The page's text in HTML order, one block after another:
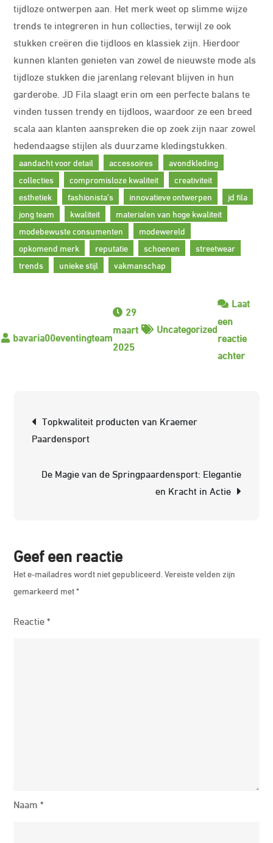
tijdloze ontwerpen aan. Het merk weet op slimme wijze
trends te integreren in hun collecties, terwijl ze ook
stukken creëren die tijdloos en klassiek zijn. Hierdoor
kunnen klanten genieten van zowel de nieuwste mode als
tijdloze stukken die jarenlang relevant blijven in hun
garderobe. JD Fila slaagt erin om een perfecte balans te
vinden tussen trendy en tijdloos, waardoor ze een breed
scala aan klanten aanspreken die op zoek zijn naar zowel
hedendaagse stijlen als duurzame kledingstukken.
aandacht voor detail accessoires
avondkleding
collecties
compromisloze kwaliteit
creativiteit
esthetiek
fashionista's innovatieve ontwerpen
jd fila
jong team
kwaliteit
materialen van hoge kwaliteit
modebewuste consumenten
modewereld
opkomend merk
reputatie schoenen
streetwear
trends
unieke stijl vakmanschap
29
maart
2025
Uncategorized
Laat
een
reactie
achterop
Topkwaliteit producten van Kraemer
Paardensport
De Magie van de Springpaardensport: Elegantie
en Kracht in Actie
Geef een reactie
Het e-mailadres wordt niet gepubliceerd. Vereiste velden zijn
gemarkeerd met*
Reactie*
Naam*